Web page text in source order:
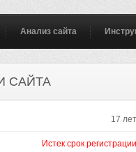
Анализ сайта
САЙТА
17 лет
Истек срок регистрации